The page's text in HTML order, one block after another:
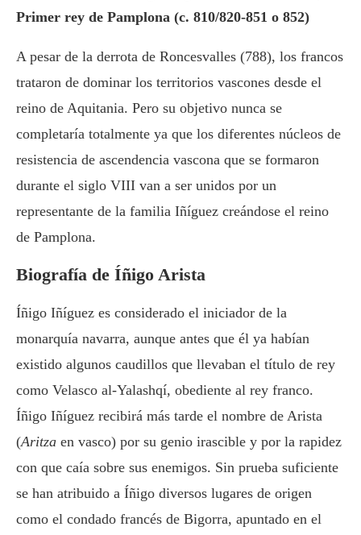
Primer rey de Pamplona (c. 810/820-851 o 852)
A pesar de la derrota de Roncesvalles (788), los francos
trataron de dominar los territorios vascones desde el
reino de Aquitania. Pero su objetivo nunca se
completaría totalmente ya que los diferentes núcleos de
resistencia de ascendencia vascona que se formaron
durante el siglo VIII van a ser unidos por un
representante de la familia Iñíguez creándose el reino
de Pamplona.
Biografía de Íñigo Arista
Íñigo Iñíguez es considerado el iniciador de la
monarquía navarra, aunque antes que él ya habían
existido algunos caudillos que llevaban el título de rey
como Velasco al-Yalashqí, obediente al rey franco.
Íñigo Iñíguez recibirá más tarde el nombre de Arista
(Aritza en vasco) por su genio irascible y por la rapidez
con que caía sobre sus enemigos. Sin prueba suficiente
se han atribuido a Íñigo diversos lugares de origen
como el condado francés de Bigorra, apuntado en el